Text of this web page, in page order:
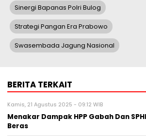
Sinergi Bapanas Polri Bulog
Strategi Pangan Era Prabowo
Swasembada Jagung Nasional
BERITA TERKAIT
Kamis, 21 Agustus 2025 - 09:12 WIB
Menakar Dampak HPP Gabah Dan
Beras